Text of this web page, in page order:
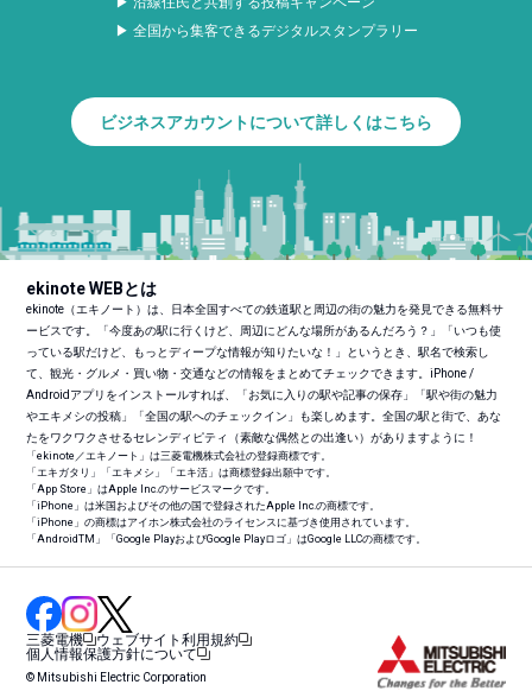
▶ 全国から集客できるデジタルスタンプラリー
ビジネスアカウントについて詳しくはこちら
ekinote WEBとは
ekinote（エキノート）は、日本全国すべての鉄道駅と周辺の街の魅力を発見できる無料サ
ービスです。「今度あの駅に行くけど、周辺にどんな場所があるんだろう？」「いつも使
っている駅だけど、もっとディープな情報が知りたいな！」というとき、駅名で検索し
て、観光・グルメ・買い物・交通などの情報をまとめてチェックできます。iPhone /
Androidアプリをインストールすれば、「お気に入りの駅や記事の保存」「駅や街の魅力
やエキメシの投稿」「全国の駅へのチェックイン」も楽しめます。全国の駅と街で、あな
たをワクワクさせるセレンディピティ（素敵な偶然との出逢い）がありますように！
「ekinote／エキノート」は三菱電機株式会社の登録商標です。
「エキガタリ」「エキメシ」「エキ活」は商標登録出願中です。
「App Store」はApple Inc.のサービスマークです。
「iPhone」は米国およびその他の国で登録されたApple Inc.の商標です。
「iPhone」の商標はアイホン株式会社のライセンスに基づき使用されています。
「AndroidTM 」「Google PlayおよびGoogle Playロゴ」はGoogle LLCの商標です。
三菱電機
ウェブサイト利用規約
個人情報保護方針について
© Mitsubishi Electric Corporation